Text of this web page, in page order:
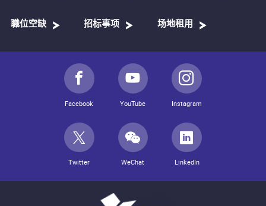
職位空缺 招标事项 场地租用
Facebook YouTube Instagram
Twitter WeChat LinkedIn